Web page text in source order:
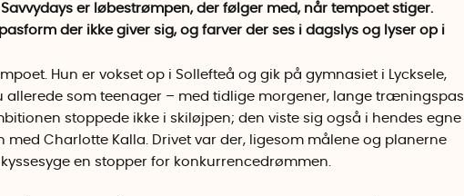
er løbestrømpen, der følger med, når tempoet stiger.
der ikke giver sig, og farver der ses i dagslys og lyser op i
Hun er vokset op i Sollefteå og gik på gymnasiet i Lycksele,
allerede som teenager – med tidlige morgener, lange træningspas
stoppede ikke i skiløjpen; den viste sig også i hendes egne
Charlotte Kalla. Drivet var der, ligesom målene og planerne
en stopper for konkurrencedrømmen.